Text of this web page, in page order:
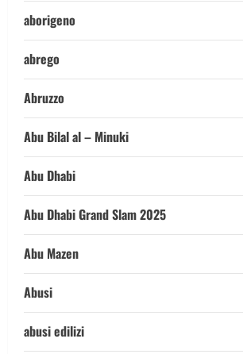
aborigeno
abrego
Abruzzo
Abu Bilal al – Minuki
Abu Dhabi
Abu Dhabi Grand Slam 2025
Abu Mazen
Abusi
abusi edilizi